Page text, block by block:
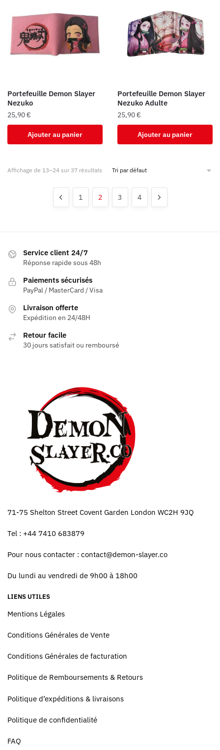
Portefeuille Demon Slayer
Nezuko
25,90€
Ajouter au panier
Portefeuille Demon Slayer
Nezuko Adulte
25,90€
Ajouter au panier
Affichage de 13–24 sur 37 résultats
1 2 3 4
Service client 24/7
Réponse rapide sous 48h
Paiements sécurisés
PayPal / MasterCard / Visa
Livraison offerte
Expédition en 24/48H
Retour facile
30 jours satisfait ou remboursé
71-75 Shelton Street Covent Garden London WC2H 9JQ
Tel : +44 7410 683879
Pour nous contacter : contact@demon-slayer.co
Du lundi au vendredi de 9h00 à 18h00
LIENS UTILES
Mentions Légales
Conditions Générales de Vente
Conditions Générales de facturation
Politique de Remboursements & Retours
Politique d’expéditions & livraisons
Politique de confidentialité
FAQ